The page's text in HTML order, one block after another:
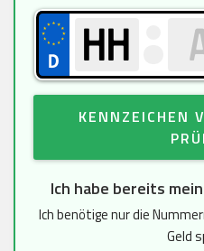
KENNZEICHEN
Ich habe bereits
Ich benötige nur die
Geld